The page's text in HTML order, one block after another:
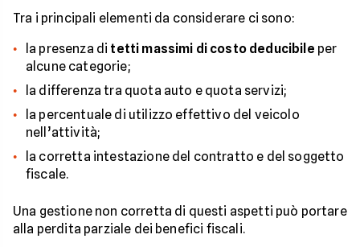
Tra i principali elementi da considerare ci sono:
la presenza di tetti massimi di costo deducibile per
alcune categorie;
la differenza tra quota auto e quota servizi;
la percentuale di utilizzo effettivo del veicolo
nell’attività;
la corretta intestazione del contratto e del soggetto
fiscale.
Una gestione non corretta di questi aspetti può portare
alla perdita parziale dei benefici fiscali.